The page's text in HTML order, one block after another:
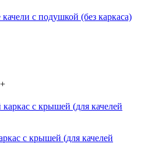
с подушкой (без каркаса)
+
с крышей (для качелей